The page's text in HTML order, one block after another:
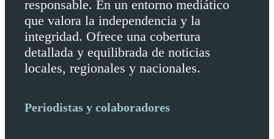
responsable. En un entorno mediático
que valora la independencia y la
integridad. Ofrece una cobertura
detallada y equilibrada de noticias
locales, regionales y nacionales.
Periodistas y colaboradores